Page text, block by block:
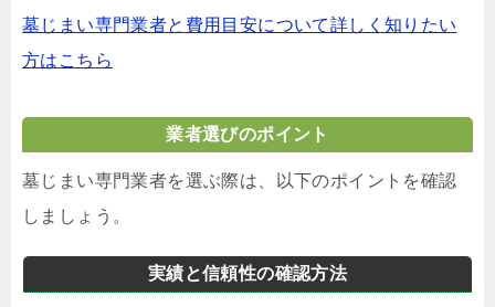
墓じまい専門業者と費用目安について詳しく知りたい
方はこちら
業者選びのポイント
墓じまい専門業者を選ぶ際は、以下のポイントを確認
しましょう。
実績と信頼性の確認方法